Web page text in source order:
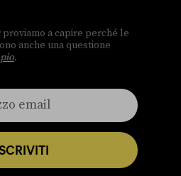
a capire perché le
anche una questione
.